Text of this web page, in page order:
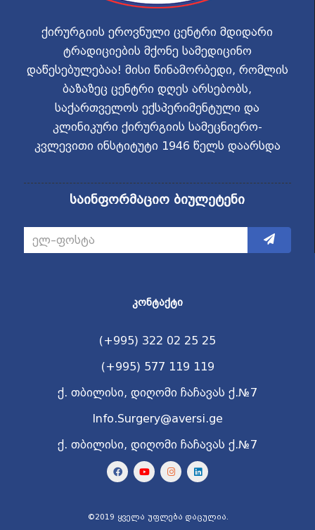
ქირურგიის ეროვნული ცენტრი მდიდარი
ტრადიციების მქონე სამედიცინო
დაწესებულებაა! მისი წინამორბედი, რომლის
ბაზაზეც ცენტრი დღეს არსებობს,
საქართველოს ექსპერიმენტული და
კლინიკური ქირურგიის სამეცნიერო-
კვლევითი ინსტიტუტი 1946 წელს დაარსდა
საინფორმაციო ბიულეტენი
ᲙᲝᲜᲢᲐᲥᲢᲘ
(+995) 322 02 25 25
(+995) 577 119 119
ქ. თბილისი, დიღომი ჩაჩავას ქ.№7
Info.Surgery@aversi.ge
ქ. თბილისი, დიღომი ჩაჩავას ქ.№7
©2019 ყველა უფლება დაცულია.